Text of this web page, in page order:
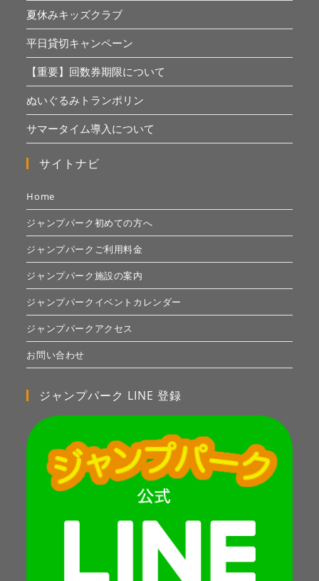
夏休みキッズクラブ
平日貸切キャンペーン
【重要】回数券期限について
ぬいぐるみトランポリン
サマータイム導入について
サイトナビ
Home
ジャンプパーク初めての方へ
ジャンプパークご利用料金
ジャンプパーク施設の案内
ジャンプパークイベントカレンダー
ジャンプパークアクセス
お問い合わせ
ジャンプパーク LINE 登録